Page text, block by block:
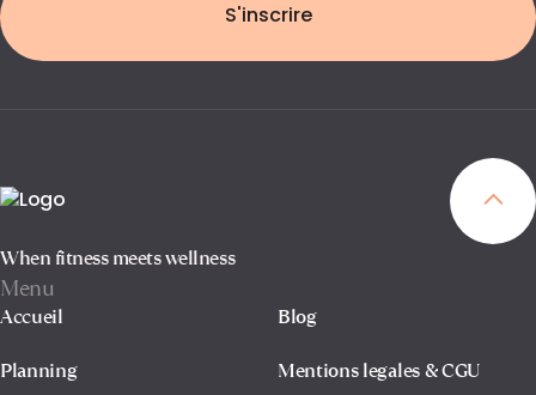
S'inscrire
When fitness meets wellness
Menu
Accueil
Planning
Blog
Mentions legales & CGU